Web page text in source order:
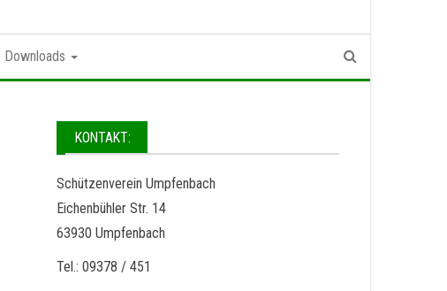
Downloads
KONTAKT:
Schützenverein Umpfenbach
Eichenbühler Str. 14
63930 Umpfenbach
Tel.: 09378 / 451